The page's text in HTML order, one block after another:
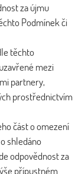
za újmu
Podmínek či
těchto
mezi
partnery,
prostřednictvím
část o omezení
shledáno
odpovědnost za
přípustném